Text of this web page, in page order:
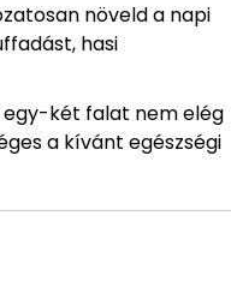
növeld a napi
hasi
egy-két falat nem elég
a kívánt egészségi